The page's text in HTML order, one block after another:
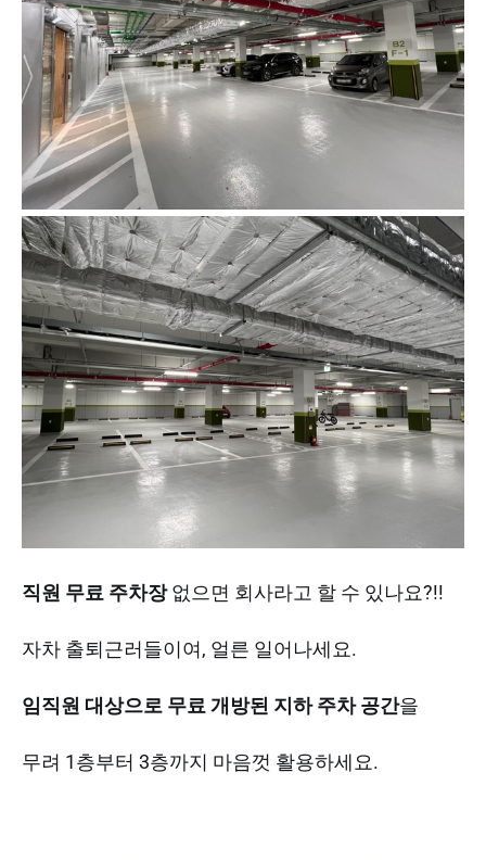
직원 무료 주차장없으면 회사라고 할 수 있나요?!!
자차 출퇴근러들이여, 얼른 일어나세요.
임직원 대상으로 무료 개방된 지하 주차 공간을
무려 1층부터 3층까지 마음껏 활용하세요.